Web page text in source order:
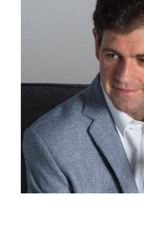
2012
2011
2010
2006